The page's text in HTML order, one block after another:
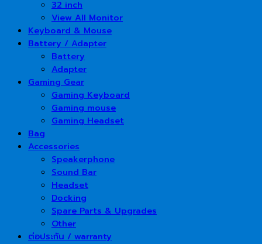
32 inch
View All Monitor
Keyboard & Mouse
Battery / Adapter
Battery
Adapter
Gaming Gear
Gaming Keyboard
Gaming mouse
Gaming Headset
Bag
Accessories
Speakerphone
Sound Bar
Headset
Docking
Spare Parts & Upgrades
Other
ต่อประกัน / warranty